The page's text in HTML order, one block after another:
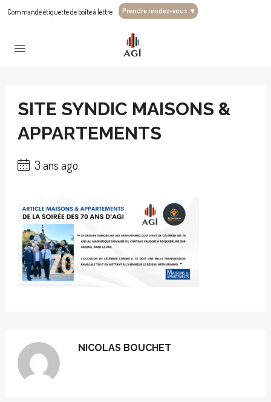
Commande étiquette de boîte à lettre Prendre rendez-vous ▾
SITE SYNDIC MAISONS &
APPARTEMENTS
3 ans ago
NICOLAS BOUCHET